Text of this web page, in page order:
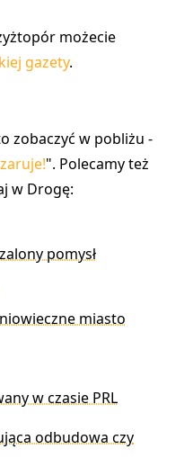
możecie
gazety.
zobaczyć w pobliżu -
". Polecamy też
w Drogę:
pomysł
miasto
w czasie PRL
odbudowa czy